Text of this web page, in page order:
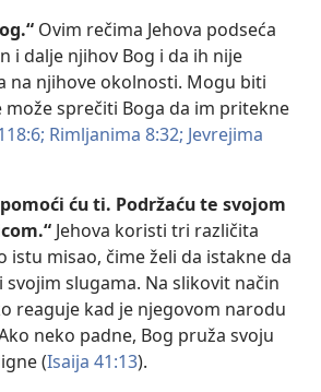
Ovim rečima Jehova podseća
i dalje njihov Bog i da ih nije
na njihove okolnosti. Mogu biti
sprečiti Boga da im pritekne
Rimljanima 8:32; Jevrejima
ću ti. Podržaću te svojom
Jehova koristi tri različita
istu misao, čime želi da istakne da
slugama. Na slikovit način
reaguje kad je njegovom narodu
neko padne, Bog pruža svoju
(Isaija 41:13).